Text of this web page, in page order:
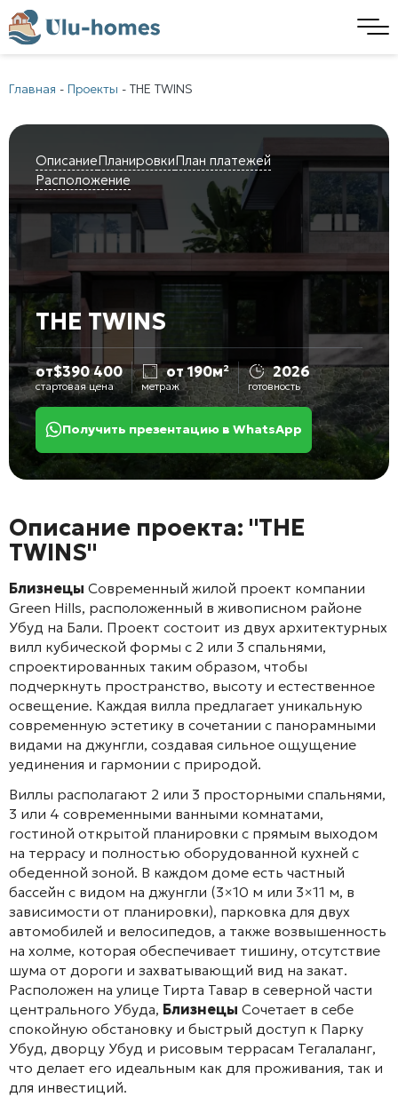
Главная - Проекты - THE TWINS
ОписаниеПланировкиПлан платежей
Расположение
THE TWINS
от$390 400
стартовая цена
от 190м²
метраж
2026
готовность
Получить презентацию в WhatsApp
Описание проекта: "THE
TWINS"
Близнецы Современный жилой проект компании
Green Hills, расположенный в живописном районе
Убуд на Бали. Проект состоит из двух архитектурных
вилл кубической формы с 2 или 3 спальнями,
спроектированных таким образом, чтобы
подчеркнуть пространство, высоту и естественное
освещение. Каждая вилла предлагает уникальную
современную эстетику в сочетании с панорамными
видами на джунгли, создавая сильное ощущение
уединения и гармонии с природой.
Виллы располагают 2 или 3 просторными спальнями,
3 или 4 современными ванными комнатами,
гостиной открытой планировки с прямым выходом
на террасу и полностью оборудованной кухней с
обеденной зоной. В каждом доме есть частный
бассейн с видом на джунгли (3×10 м или 3×11 м, в
зависимости от планировки), парковка для двух
автомобилей и велосипедов, а также возвышенность
на холме, которая обеспечивает тишину, отсутствие
шума от дороги и захватывающий вид на закат.
Расположен на улице Тирта Тавар в северной части
центрального Убуда, Близнецы Сочетает в себе
спокойную обстановку и быстрый доступ к Парку
Убуд, дворцу Убуд и рисовым террасам Тегалаланг,
что делает его идеальным как для проживания, так и
для инвестиций.